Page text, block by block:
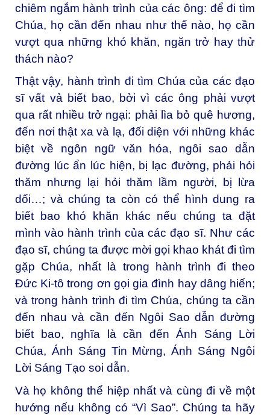
chiêm ngắm hành trình của các ông: để đi tìm
Chúa, họ cần đến nhau như thế nào, họ cần
vượt qua những khó khăn, ngăn trở hay thử
thách nào?
Thật vậy, hành trình đi tìm Chúa của các đạo
sĩ vất vả biết bao, bởi vì các ông phải vượt
qua rất nhiều trở ngại: phải lìa bỏ quê hương,
đến nơi thật xa và lạ, đối diện với những khác
biệt về ngôn ngữ văn hóa, ngôi sao dẫn
đường lúc ẩn lúc hiện, bị lạc đường, phải hỏi
thăm nhưng lại hỏi thăm lầm người, bị lừa
dối…; và chúng ta còn có thể hình dung ra
biết bao khó khăn khác nếu chúng ta đặt
mình vào hành trình của các đạo sĩ. Như các
đạo sĩ, chúng ta được mời gọi khao khát đi tìm
gặp Chúa, nhất là trong hành trình đi theo
Đức Ki-tô trong ơn gọi gia đình hay dâng hiến;
và trong hành trình đi tìm Chúa, chúng ta cần
đến nhau và cần đến Ngôi Sao dẫn đường
biết bao, nghĩa là cần đến Ánh Sáng Lời
Chúa, Ánh Sáng Tin Mừng, Ánh Sáng Ngôi
Lời Sáng Tạo soi dẫn.
Và họ không thể hiệp nhất và cùng đi về một
hướng nếu không có “Vì Sao”. Chúng ta hãy